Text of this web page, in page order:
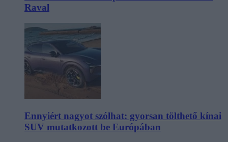
Raval
Ennyiért nagyot szólhat: gyorsan tölthető kínai
SUV mutatkozott be Európában